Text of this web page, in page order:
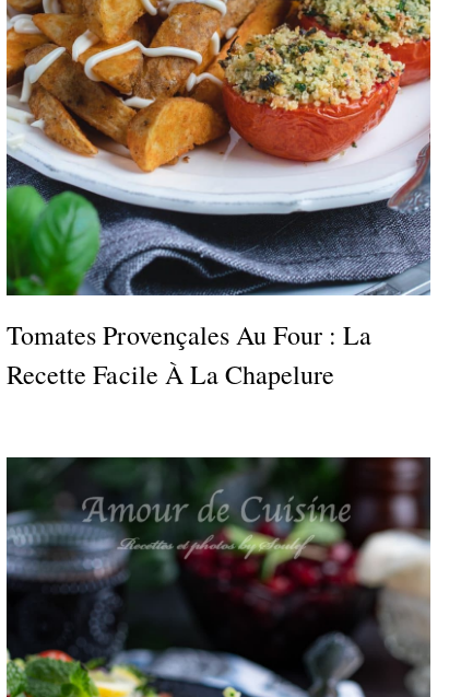
Tomates Provençales Au Four : La
Recette Facile À La Chapelure